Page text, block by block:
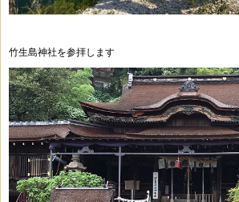
竹生島神社を参拝します